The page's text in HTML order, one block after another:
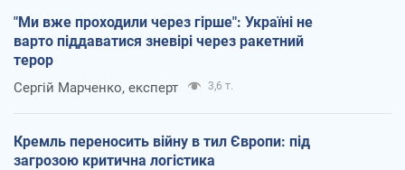
"Ми вже проходили через гірше": Україні не
варто піддаватися зневірі через ракетний
терор
Сергій Марченко, експерт 3,6 т.
Кремль переносить війну в тил Європи: під
загрозою критична логістика